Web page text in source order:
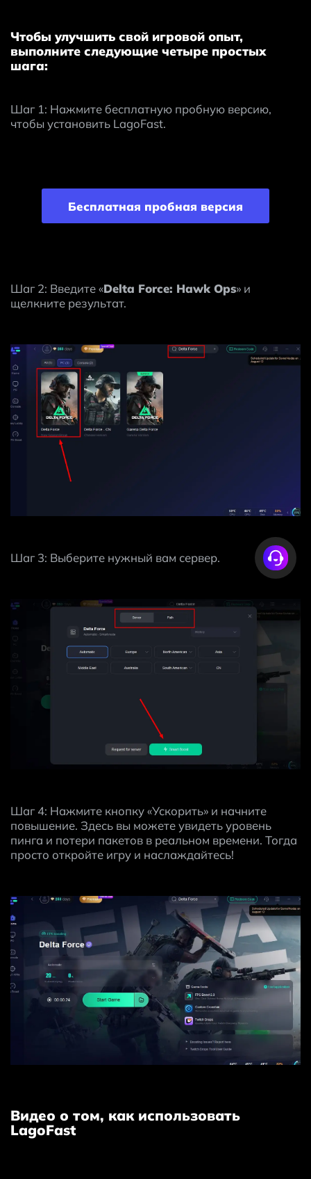
Чтобы улучшить свой игровой опыт,
выполните следующие четыре простых
шага:
Шаг 1: Нажмите бесплатную пробную версию,
чтобы установить LagoFast.
Бесплатная пробная версия
Шаг 2: Введите «Delta Force: Hawk Ops» и
щелкните результат.
Шаг 3: Выберите нужный вам сервер.
Шаг 4: Нажмите кнопку «Ускорить» и начните
повышение. Здесь вы можете увидеть уровень
пинга и потери пакетов в реальном времени. Тогда
просто откройте игру и наслаждайтесь!
Видео о том, как использовать
LagoFast